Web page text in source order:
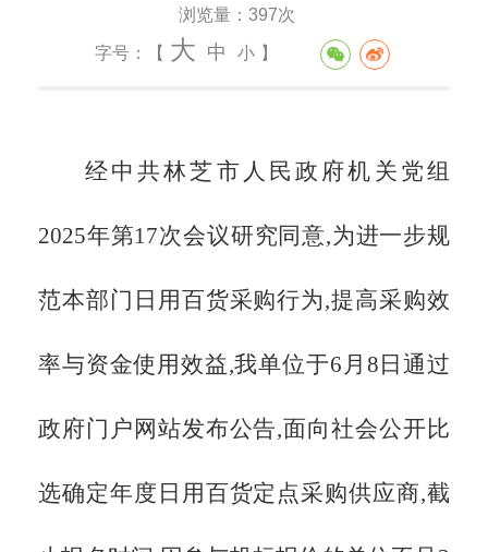
浏览量： 397次
字号：【 大 中 小 】
经中共林芝市人民政府机关党组
2025年第17次会议研究同意,为进一步规
范本部门日用百货采购行为,提高采购效
率与资金使用效益,我单位于6月8日通过
政府门户网站发布公告,面向社会公开比
选确定年度日用百货定点采购供应商,截